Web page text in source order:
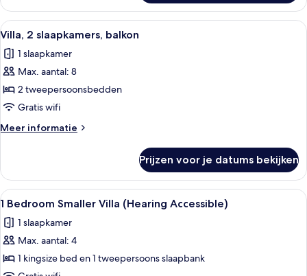
1
slaapkamer,
balkon
Alle
foto's
voor
Villa,
2
slaapkamers,
balkon
laden
Een hotelkamer met een bank, een
5
Villa, 2 slaapkamers, balkon
1 slaapkamer
Max. aantal: 8
2 tweepersoonsbedden
Gratis wifi
Meer informatie
Meer
2
slaapkamers,
balkon
Prijzen voor je datums bekijken
Alle
foto's
voor
1
Bedroom
Een moderne keuken met
5
1 Bedroom Smaller Villa (Hearing Accessible)
1 slaapkamer
Max. aantal: 4
1 kingsize bed en 1 tweepersoons slaapbank